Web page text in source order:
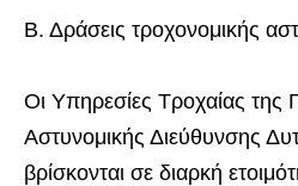
Β. Δράσεις τροχονομικής
Οι Υπηρεσίες Τροχαίας της
Αστυνομικής Διεύθυνσης
βρίσκονται σε διαρκή